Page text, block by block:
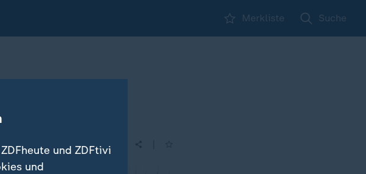
Merkliste Suche
und ZDFtivi
und